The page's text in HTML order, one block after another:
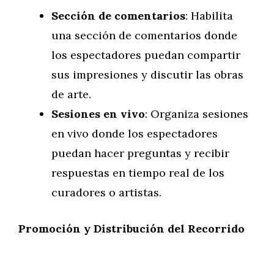
Sección de comentarios: Habilita
una sección de comentarios donde
los espectadores puedan compartir
sus impresiones y discutir las obras
de arte.
Sesiones en vivo: Organiza sesiones
en vivo donde los espectadores
puedan hacer preguntas y recibir
respuestas en tiempo real de los
curadores o artistas.
Promoción y Distribución del Recorrido